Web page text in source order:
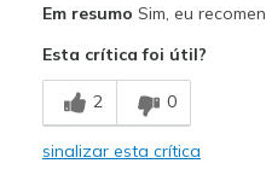
Breathe Well
Comfortable
Em resumo Sim, eu
Esta crítica foi útil?
2 0
sinalizar esta crítica